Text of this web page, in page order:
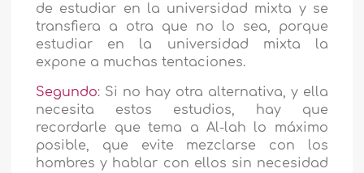
de estudiar en la universidad mixta y se
transfiera a otra que no lo sea, porque
estudiar en la universidad mixta la
expone a muchas tentaciones.
Segundo: Si no hay otra alternativa, y ella
necesita estos estudios, hay que
recordarle que tema a Al-lah lo máximo
posible, que evite mezclarse con los
hombres y hablar con ellos sin necesidad